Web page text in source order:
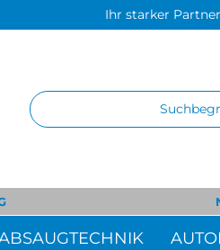
Ihr starker